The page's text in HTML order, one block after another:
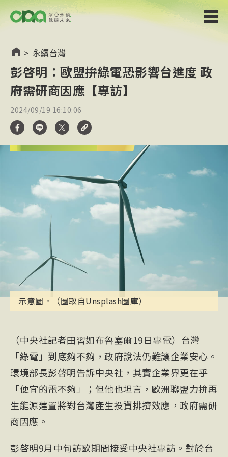
> 永續台灣
彭啓明：歐盟拚綠電恐影響台進度 政
府需研商因應【專訪】
2024/09/19 16:10:06
示意圖。（圖取自Unsplash圖庫）
（中央社記者田習如布魯塞爾19日專電）台灣
「綠電」到底夠不夠，政府說法仍難讓企業安心。
環境部長彭啓明告訴中央社，其實企業界更在乎
「便宜的電不夠」；但他也坦言，歐洲聯盟力拚再
生能源建置將對台灣產生投資排擠效應，政府需研
商因應。
彭啓明9月中旬訪歐期間接受中央社專訪。對於台